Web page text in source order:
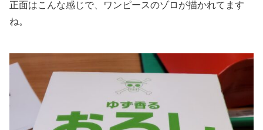
正面はこんな感じで、ワンピースのゾロが描かれてます
ね。